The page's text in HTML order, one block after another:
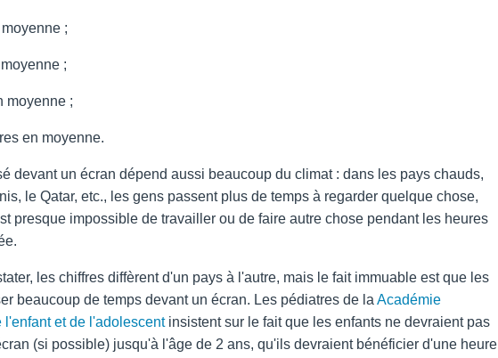
;
;
moyenne ;
en moyenne.
devant un écran dépend aussi beaucoup du climat : dans les pays chauds,
le Qatar, etc., les gens passent plus de temps à regarder quelque chose,
presque impossible de travailler ou de faire autre chose pendant les heures
les chiffres diffèrent d'un pays à l'autre, mais le fait immuable est que les
beaucoup de temps devant un écran. Les pédiatres de la Académie
et de l'adolescentinsistent sur le fait que les enfants ne devraient pas
(si possible) jusqu'à l'âge de 2 ans, qu'ils devraient bénéficier d'une heure